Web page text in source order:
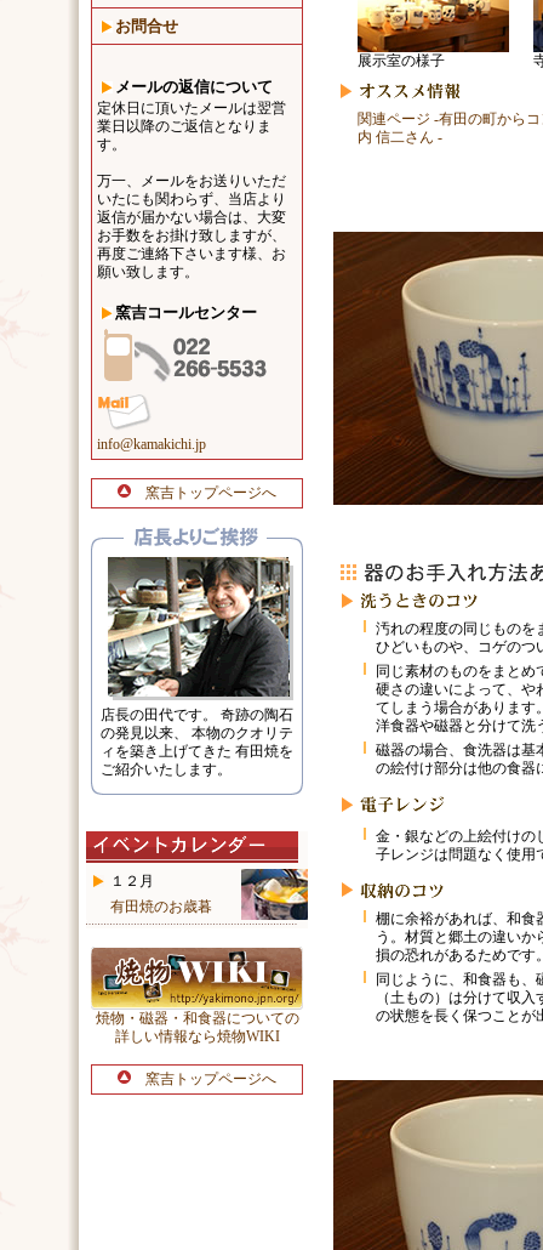
お問合せ
メールの返信について
定休日に頂いたメールは翌営
業日以降のご返信となりま
す。
万一、メールをお送りいただ
いたにも関わらず、当店より
返信が届かない場合は、大変
お手数をお掛け致しますが、
再度ご連絡下さいます様、お
願い致します。
窯吉コールセンター
info@kamakichi.jp
窯吉トップページへ
店長の田代です。 奇跡の陶石
の発見以来、 本物のクオリテ
ィを築き上げてきた 有田焼を
ご紹介いたします。
１２月
有田焼のお歳暮
焼物・磁器・和食器についての
詳しい情報なら焼物WIKI
窯吉トップページへ
展示室の様子
関連ページ -有田の町から
内 信二さん -
汚れの程度の同じものを
ひどいものや、コゲのつ
同じ素材のものをまと
硬さの違いによって、や
てしまう場合があります
洋食器や磁器と分けて洗
磁器の場合、食洗器は基
の絵付け部分は他の食器
金・銀などの上絵付けの
子レンジは問題なく使用
棚に余裕があれば、和食
う。材質と郷土の違い
損の恐れがあるためです
同じように、和食器も、
（土もの）は分けて収
の状態を長く保つことが